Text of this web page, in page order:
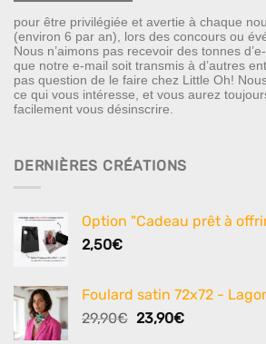
pour être privilégiée et avertie à chaque
(environ 6 par an), lors des concours ou
Nous n’aimons pas recevoir des tonnes
que notre e-mail soit transmis à d’autres
pas question de le faire chez Little Oh!
ce qui vous intéresse, et vous aurez
facilement vous désinscrire.
DERNIÈRES CRÉATIONS
Option "Cadeau prêt à
2,50€
Foulard satin 72x72 -
29,90€ Le
23,90€Le